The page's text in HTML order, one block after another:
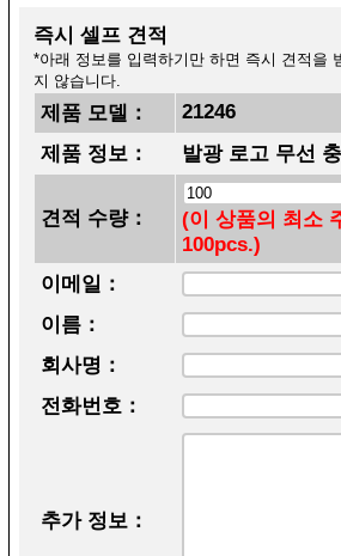
즉시 셀프 견적
*아래 정보를 입력하기만 하면 즉시 견적을
지 않습니다.
제품 모델：
21246
제품 정보：
발광 로고 무선
견적 수량：
(이 상품의 최소
100pcs.)
이메일：
이름：
회사명：
전화번호：
추가 정보：